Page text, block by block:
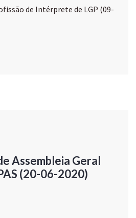
de Intérprete de LGP (09-
Assembleia Geral
(20-06-2020)